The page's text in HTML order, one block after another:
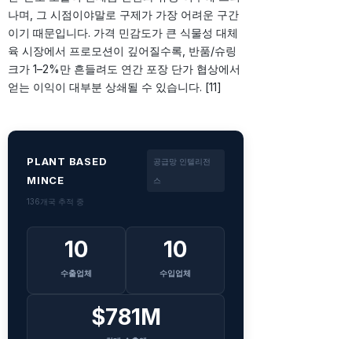
나며, 그 시점이야말로 구제가 가장 어려운 구간
이기 때문입니다. 가격 민감도가 큰 식물성 대체
육 시장에서 프로모션이 깊어질수록, 반품/슈링
크가 1–2%만 흔들려도 연간 포장 단가 협상에서
얻는 이익이 대부분 상쇄될 수 있습니다. [11]
PLANT BASED
MINCE
공급망 인텔리전
스
136개국 추적 중
10
수출업체
10
수입업체
$781M